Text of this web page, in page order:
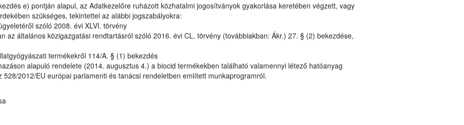
e) pontján alapul, az Adatkezelőre ruházott közhatalmi jogosítványok gyakorlása keretében végzett, vagy
szükséges, tekintettel az alábbi jogszabályokra:
szóló 2008. évi XLVI. törvény
általános közigazgatási rendtartásról szóló 2016. évi CL. törvény (továbbiakban: Ákr.) 27. § (2) bekezdése,
termékekről 114/A. § (1) bekezdés
alapuló rendelete (2014. augusztus 4.) a biocid termékekben található valamennyi létező hatóanyag
2012/EU európai parlamenti és tanácsi rendeletben említett munkaprogramról.